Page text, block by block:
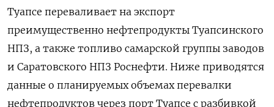
​Туапсе переваливает ​на ‌экспорт
преимущественно нефтепродукты Туапсинского
НПЗ, а ​также топливо самарской группы заводов
и Саратовского НПЗ Роснефти. Ниже приводятся
данные о планируемых объемах перевалки
нефтепродуктов через порт Туапсе с разбивкой